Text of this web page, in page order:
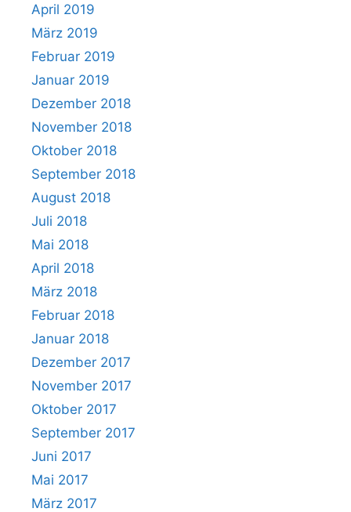
April 2019
März 2019
Februar 2019
Januar 2019
Dezember 2018
November 2018
Oktober 2018
September 2018
August 2018
Juli 2018
Mai 2018
April 2018
März 2018
Februar 2018
Januar 2018
Dezember 2017
November 2017
Oktober 2017
September 2017
Juni 2017
Mai 2017
März 2017